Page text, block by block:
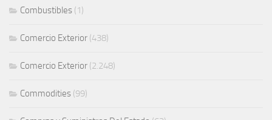
Combustibles (1)
Comercio Exterior (438)
Comercio Exterior (2.248)
Commodities (99)